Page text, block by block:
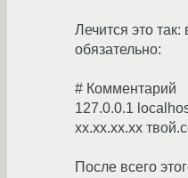
Лечится это
обязательно:
# Комментарий
127.0.0.1
xx.xx.xx.xx
После всего